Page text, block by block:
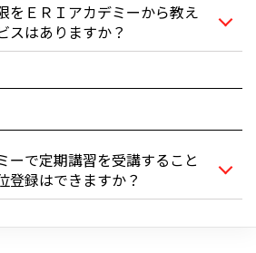
をＥＲＩアカデミーから教え
スはありますか？
ーで定期講習を受講すること
登録はできますか？